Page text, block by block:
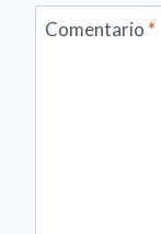
Comentario *